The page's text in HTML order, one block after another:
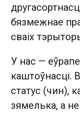
бязмежнае
сваіх
У нас —
каштоўнасці.
статус (чин),
зямелька, а